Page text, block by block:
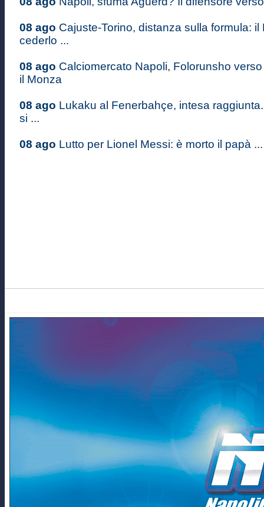
08 ago Cajuste-Torino, distanza sulla formula: il
cederlo ...
08 ago Calciomercato Napoli, Folorunsho
il Monza
08 ago Lukaku al Fenerbahçe, intesa
si ...
08 ago Lutto per Lionel Messi: è morto il papà ...